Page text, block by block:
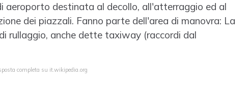
aeroporto destinata al decollo, all'atterraggio ed al
dei piazzali. Fanno parte dell'area di manovra: La
rullaggio, anche dette taxiway (raccordi dal
completa su it.wikipedia.org